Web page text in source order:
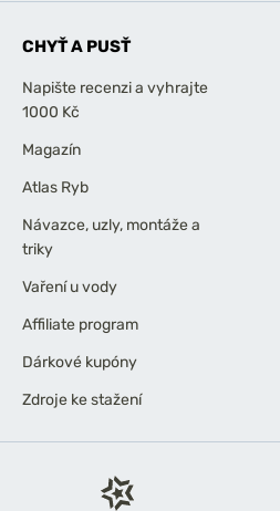
CHYŤ A PUSŤ
Napište recenzi a vyhrajte
1000 Kč
Magazín
Atlas Ryb
Návazce, uzly, montáže a
triky
Vaření u vody
Affiliate program
Dárkové kupóny
Zdroje ke stažení